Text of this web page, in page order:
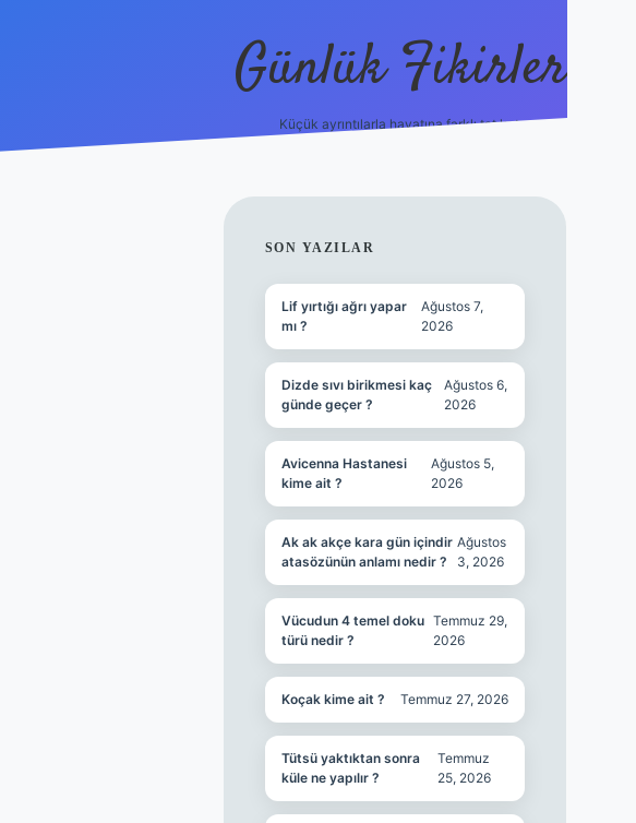
Günlük Fikirler
Küçük ayrıntılarla hayatına farklı tat kat.
SIDEBAR
SON YAZILAR
Lif yırtığı ağrı yapar
mı ?
Ağustos 7,
2026
Dizde sıvı birikmesi kaç
günde geçer ?
Ağustos 6,
2026
Avicenna Hastanesi
kime ait ?
Ağustos 5,
2026
Ak ak akçe kara gün içindir
atasözünün anlamı nedir ?
Ağustos
3, 2026
Vücudun 4 temel doku
türü nedir ?
Temmuz 29,
2026
Koçak kime ait ? Temmuz 27, 2026
Tütsü yaktıktan sonra
küle ne yapılır ?
Temmuz
25, 2026
ilbet yeni giriş